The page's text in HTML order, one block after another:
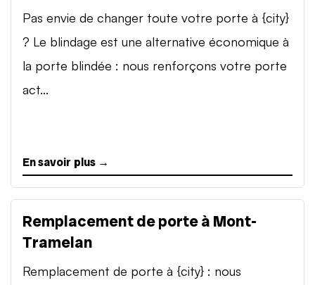
Pas envie de changer toute votre porte à {city}
? Le blindage est une alternative économique à
la porte blindée : nous renforçons votre porte
act...
En savoir plus →
Remplacement de porte à Mont-
Tramelan
Remplacement de porte à {city} : nous